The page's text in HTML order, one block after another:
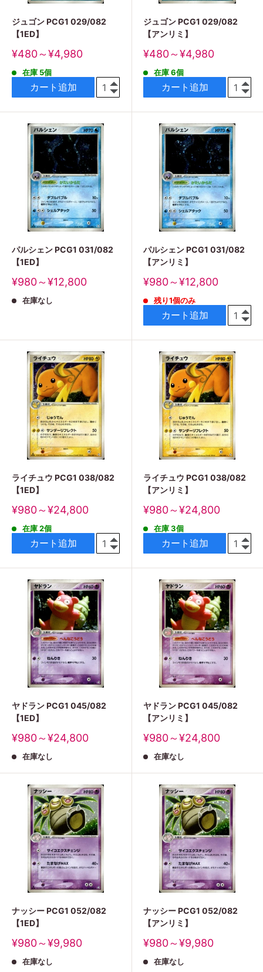
ジュゴン PCG1 029/082
【1ED】
販
価
¥480～¥4,980
在庫 5個
カート追加
ジュゴン PCG1 029/082
【アンリミ】
販
価
¥480～¥4,980
在庫 6個
カート追加
パルシェン PCG1 031/082
【1ED】
販
価
¥980～¥12,800
在庫なし
パルシェン PCG1 031/082
【アンリミ】
販
価
¥980～¥12,800
残り1個のみ
カート追加
ライチュウ PCG1 038/082
【1ED】
販
価
¥980～¥24,800
在庫 2個
カート追加
ライチュウ PCG1 038/082
【アンリミ】
販
価
¥980～¥24,800
在庫 3個
カート追加
ヤドラン PCG1 045/082
【1ED】
販
価
¥980～¥24,800
在庫なし
ヤドラン PCG1 045/082
【アンリミ】
販
価
¥980～¥24,800
在庫なし
ナッシー PCG1 052/082
【1ED】
販
価
¥980～¥9,980
在庫なし
ナッシー PCG1 052/082
【アンリミ】
販
価
¥980～¥9,980
在庫なし